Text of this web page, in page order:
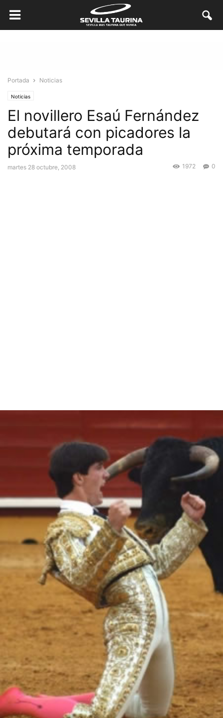
Portada Noticias
Noticias
El novillero Esaú Fernández
debutará con picadores la
próxima temporada
martes 28 octubre, 2008 0
1972